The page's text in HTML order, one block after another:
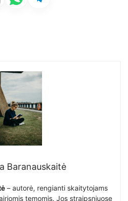
Baranauskaitė
– autorė, rengianti skaitytojams
temomis. Jos straipsniuose